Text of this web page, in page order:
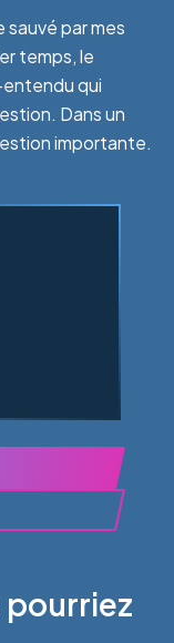
par mes
temps, le
qui
Dans un
importante.
pourriez